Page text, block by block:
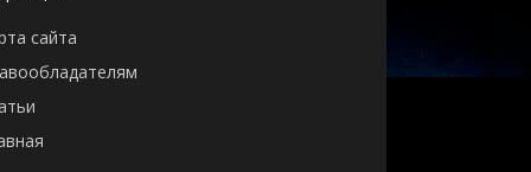
сайта